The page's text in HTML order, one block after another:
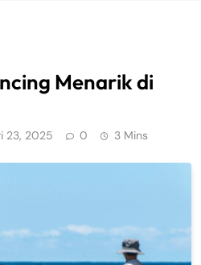
Menarik di
23, 2025 0 3 Mins